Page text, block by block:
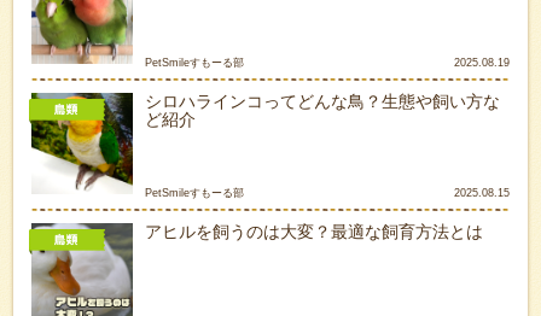
PetSmileすもーる部 2025.08.19
シロハラインコってどんな鳥？生態や飼い方な
ど紹介
PetSmileすもーる部 2025.08.15
アヒルを飼うのは大変？最適な飼育方法とは